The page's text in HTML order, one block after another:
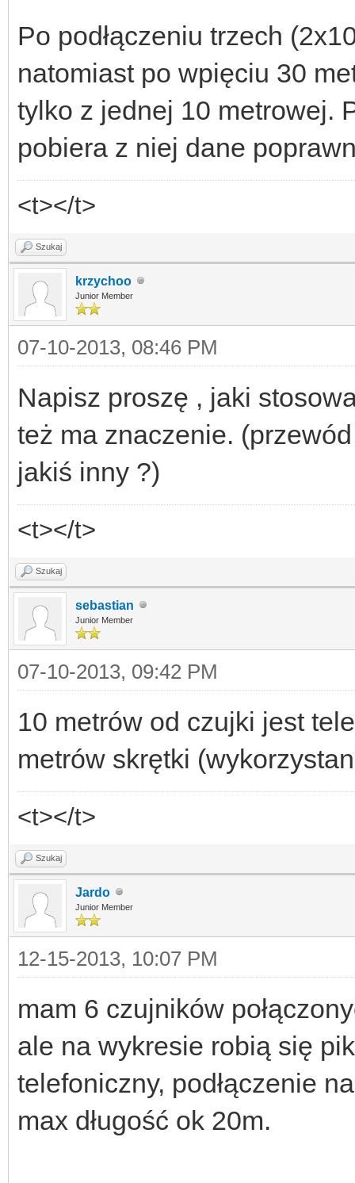
Po podłączeniu trzech
natomiast po wpięciu 30
tylko z jednej 10 metrowej.
pobiera z niej dane
<t></t>
Szukaj
krzychoo
Junior Member
07-10-2013, 08:46 PM
Napisz proszę , jaki
też ma znaczenie.
jakiś inny ?)
<t></t>
Szukaj
sebastian
Junior Member
07-10-2013, 09:42 PM
10 metrów od czujki jest
metrów skrętki
<t></t>
Szukaj
Jardo
Junior Member
12-15-2013, 10:07 PM
mam 6 czujników
ale na wykresie robią się
telefoniczny, podłączenie
max długość ok 20m.